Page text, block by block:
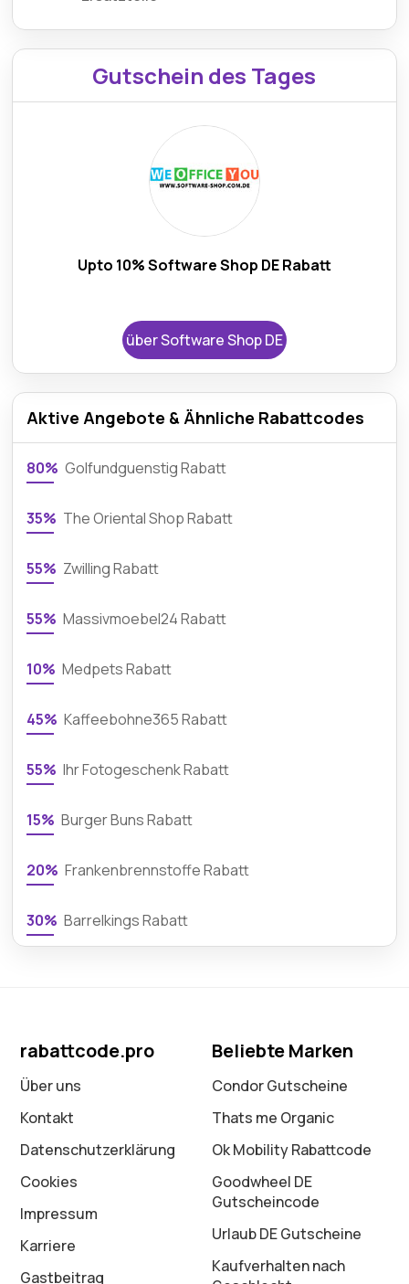
Gutschein des Tages
Upto 10% Software Shop DE Rabatt
über Software Shop DE
Aktive Angebote & Ähnliche Rabattcodes
80% Golfundguenstig Rabatt
35% The Oriental Shop Rabatt
55% Zwilling Rabatt
55% Massivmoebel24 Rabatt
10% Medpets Rabatt
45% Kaffeebohne365 Rabatt
55% Ihr Fotogeschenk Rabatt
15% Burger Buns Rabatt
20% Frankenbrennstoffe Rabatt
30% Barrelkings Rabatt
rabattcode.pro
Über uns
Kontakt
Datenschutz­erklärung
Cookies
Impressum
Karriere
Gastbeitrag
Beliebte Marken
Condor Gutscheine
Thats me Organic
Ok Mobility Rabattcode
Goodwheel DE
Gutscheincode
Urlaub DE Gutscheine
Kaufverhalten nach